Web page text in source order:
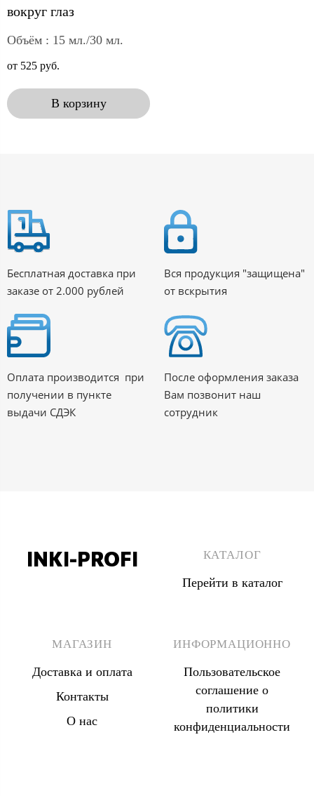
вокруг глаз
Объём : 15 мл./30 мл.
от 525 руб.
В корзину
Бесплатная доставка при
заказе от 2.000 рублей
Вся продукция "защищена"
от вскрытия
Оплата производится при
получении в пункте
выдачи СДЭК
После оформления заказа
Вам позвонит наш
сотрудник
INKI-PROFI КАТАЛОГ
Перейти в каталог
МАГАЗИН
Доставка и оплата
Контакты
О нас
ИНФОРМАЦИОННО
Пользовательское
соглашение о
политики
конфиденциальности